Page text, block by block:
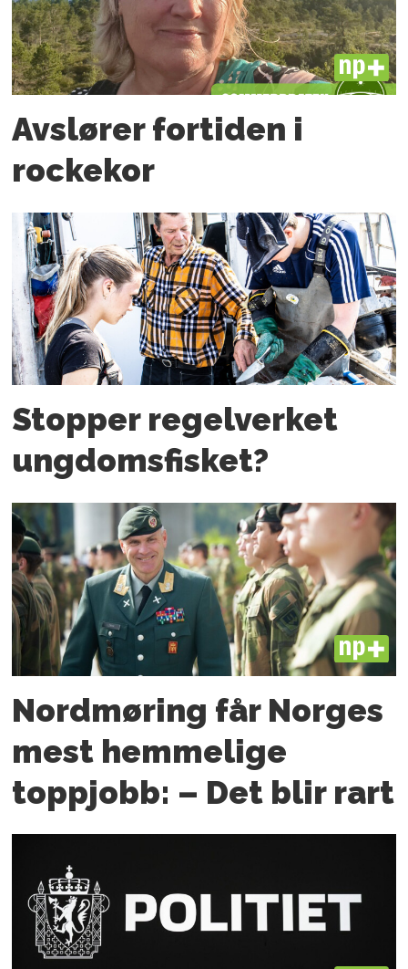
PLUS
Avslører fortiden i
rockekor
Stopper regelverket
ungdoms­fisket?
PLUS
Nordmøring får Norges
mest hemmelige
toppjobb: – Det blir rart